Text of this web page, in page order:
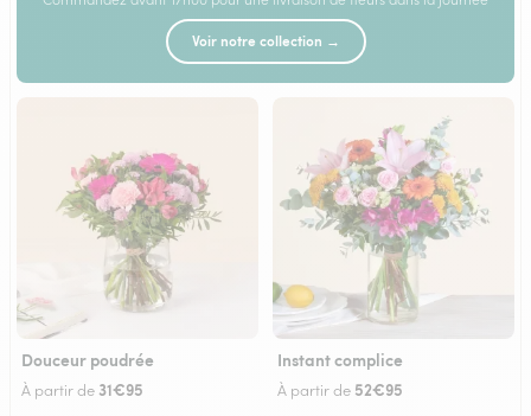
Voir notre collection →
Douceur poudrée
À partir de 31€95
Instant complice
À partir de 52€95